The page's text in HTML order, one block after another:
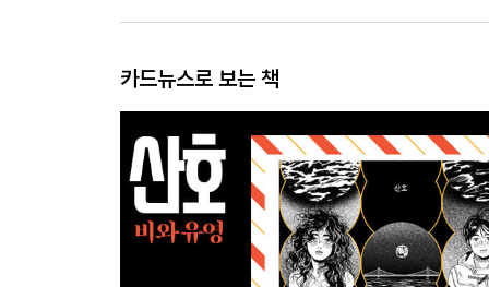
카드뉴스로 보는 책